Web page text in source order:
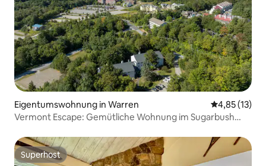
Eigentumswohnung in Warren
4,85 (13)
Vermont Escape: Gemütliche Wohnung im Sugarbush
Superhost
Superhost